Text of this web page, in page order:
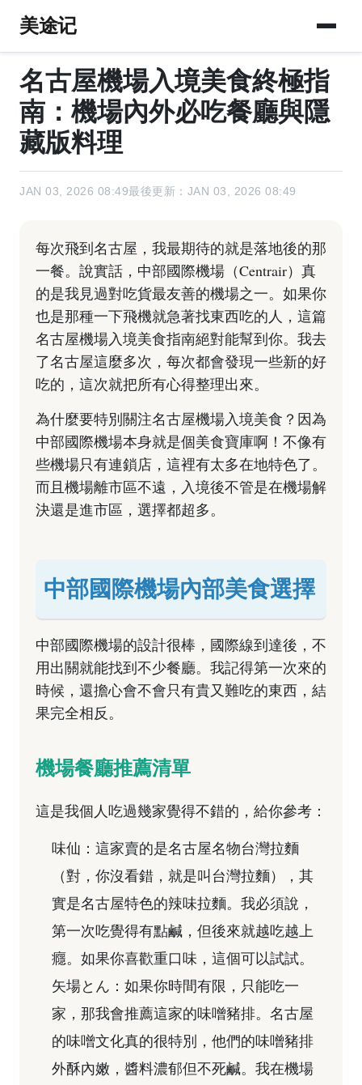
美途记
名古屋機場入境美食終極指
南：機場內外必吃餐廳與隱
藏版料理
JAN 03, 2026 08:49最後更新：JAN 03, 2026 08:49
每次飛到名古屋，我最期待的就是落地後的那
一餐。說實話，中部國際機場（Centrair）真
的是我見過對吃貨最友善的機場之一。如果你
也是那種一下飛機就急著找東西吃的人，這篇
名古屋機場入境美食指南絕對能幫到你。我去
了名古屋這麼多次，每次都會發現一些新的好
吃的，這次就把所有心得整理出來。
為什麼要特別關注名古屋機場入境美食？因為
中部國際機場本身就是個美食寶庫啊！不像有
些機場只有連鎖店，這裡有太多在地特色了。
而且機場離市區不遠，入境後不管是在機場解
決還是進市區，選擇都超多。
中部國際機場內部美食選擇
中部國際機場的設計很棒，國際線到達後，不
用出關就能找到不少餐廳。我記得第一次來的
時候，還擔心會不會只有貴又難吃的東西，結
果完全相反。
機場餐廳推薦清單
這是我個人吃過幾家覺得不錯的，給你參考：
味仙：這家賣的是名古屋名物台灣拉麵
（對，你沒看錯，就是叫台灣拉麵），其
實是名古屋特色的辣味拉麵。我必須說，
第一次吃覺得有點鹹，但後來就越吃越上
癮。如果你喜歡重口味，這個可以試試。
矢場とん：如果你時間有限，只能吃一
家，那我會推薦這家的味噌豬排。名古屋
的味噌文化真的很特別，他們的味噌豬排
外酥內嫩，醬料濃郁但不死鹹。我在機場